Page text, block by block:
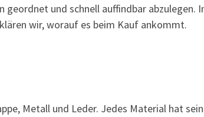
und schnell auffindbar abzulegen.
wir, worauf es beim Kauf ankommt.
Metall und Leder. Jedes Material hat